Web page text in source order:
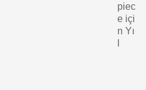
piec
e içi
n Yı